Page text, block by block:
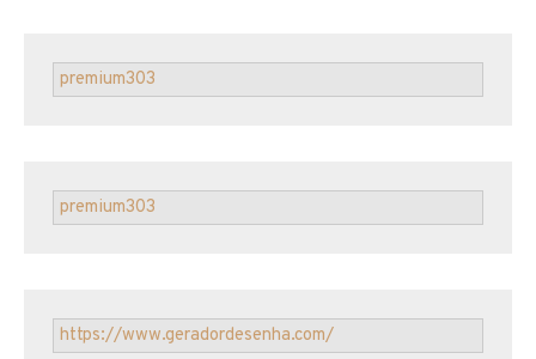
premium303
premium303
https://www.geradordesenha.com/